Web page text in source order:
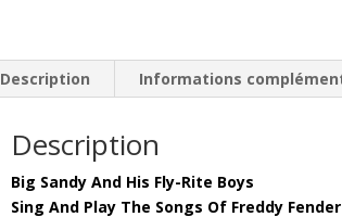
Description Informations
Description
Big Sandy And His Fly-Rite Boys
Sing And Play The Songs Of Freddy Fender